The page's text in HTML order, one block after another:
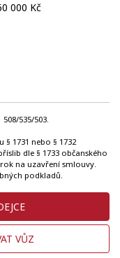
000 Kč
535/503.
1731 nebo § 1732
dle § 1733 občanského
na uzavření smlouvy.
podkladů.
VŮZ